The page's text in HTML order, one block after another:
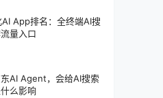
App排名：全终端AI搜
量入口
AI Agent，会给AI搜索
么影响